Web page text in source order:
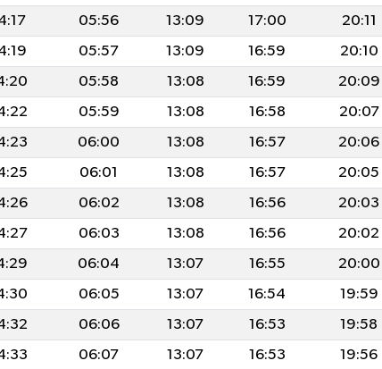
05:56 13:09 17:00 20:11
05:57 13:09 16:59 20:10
05:58 13:08 16:59 20:09
05:59 13:08 16:58 20:07
06:00 13:08 16:57 20:06
06:01 13:08 16:57 20:05
06:02 13:08 16:56 20:03
06:03 13:08 16:56 20:02
06:04 13:07 16:55 20:00
06:05 13:07 16:54 19:59
06:06 13:07 16:53 19:58
06:07 13:07 16:53 19:56